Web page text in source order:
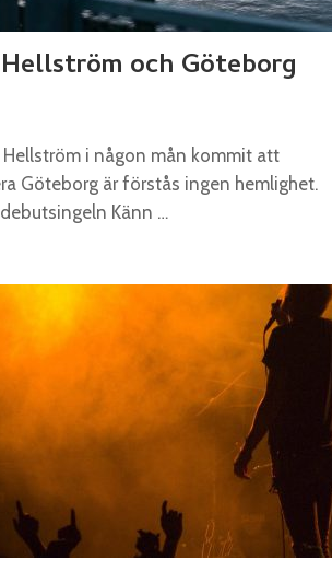
och Göteborg
i någon mån kommit att
Göteborg är förstås ingen hemlighet.
Känn …